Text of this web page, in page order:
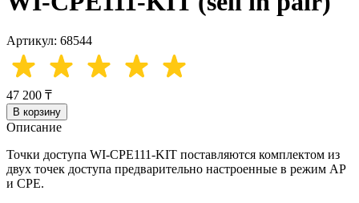
Артикул: 68544
47 200 ₸
В корзину
Описание
Точки доступа WI-CPE111-KIT поставляются комплектом из
двух точек доступа предварительно настроенные в режим AP
и CPE.